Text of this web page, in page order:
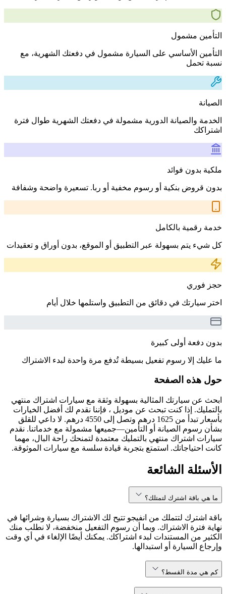
التأمين مشمول
التأمين الأساسي على السيارة مشمول في دفعتك الشهرية، مع
نسبة تحمل
الصيانة
الخدمة والصيانة الدورية مشمولة في دفعتك الشهرية طوال فترة
اشتراكك
ملكية بدون فوائد
بدون قروض بنكية أو رسوم مخفية أو ربا. تسعيرة واضحة وشفافة
خدمة رقمية بالكامل
كل شيء يتم بسهولة عبر التطبيق أو الموقع، بدون أوراق و تعقيدات
حجز فوري
اختر سيارتك في دقائق من التطبيق واستلمها خلال أيام
بدون دفعة أولى كبيرة
ما عليك إلا رسوم تفعيل بسيطة تُدفع مرة واحدة لبدء الاشتراك
حول هذه الصفحة
ابحث عن سيارتك المثالية بسهولة وثقة مع سيارات اشتراك منتهي
بالتمليك. إذا كنت تبحث عن موديل ، فإننا نقدم لك أفضل الخيارات
بأسعار تبدأ من 1625 درهم وتصل إلى 4550 درهم. لا داعي للقلق
بشأن رسوم الصيانة أو التأمين—جميعها مشمولة مع خدماتنا. نقدم
سيارات اشتراك منتهي بالتمليك معتمدة لتمنحك راحة البال، مهما
كانت احتياجاتك. استمتع بتجربة قيادة سلسة مع سيارات الموثوقة.
الأسئلة الشائعة
ما هي باقة اشترك لتمتلك؟
باقة اشترك لتتملك من انفيجو تتيح لك الاشتراك بسيارة وشرائها في
نهاية فترة الاشتراك. وبما أن رسوم التفعيل منخفضة، لا نطلب منك
الكثير من المستندات لبدء اشتراكك. يمكنك أيضًا الإلغاء في أي وقت
وإرجاع السيارة أو استبدالها.
كم هي مدة القسط؟